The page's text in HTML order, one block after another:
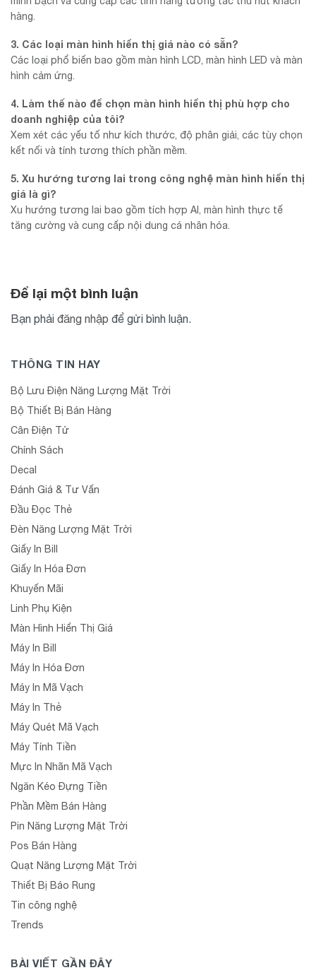
hàng.
3. Các loại màn hình hiển thị giá nào có sẵn?
Các loại phổ biến bao gồm màn hình LCD, màn hình LED và màn
hình cảm ứng.
4. Làm thế nào để chọn màn hình hiển thị phù hợp cho
doanh nghiệp của tôi?
Xem xét các yếu tố như kích thước, độ phân giải, các tùy chọn
kết nối và tính tương thích phần mềm.
5. Xu hướng tương lai trong công nghệ màn hình hiển thị
giá là gì?
Xu hướng tương lai bao gồm tích hợp AI, màn hình thực tế
tăng cường và cung cấp nội dung cá nhân hóa.
Để lại một bình luận
Bạn phải đăng nhập để gửi bình luận.
THÔNG TIN HAY
Bộ Lưu Điện Năng Lượng Mặt Trời
Bộ Thiết Bị Bán Hàng
Cân Điện Tử
Chính Sách
Decal
Đánh Giá & Tư Vấn
Đầu Đọc Thẻ
Đèn Năng Lượng Mặt Trời
Giấy In Bill
Giấy In Hóa Đơn
Khuyến Mãi
Linh Phụ Kiện
Màn Hình Hiển Thị Giá
Máy In Bill
Máy In Hóa Đơn
Máy In Mã Vạch
Máy In Thẻ
Máy Quét Mã Vạch
Máy Tính Tiền
Mực In Nhãn Mã Vạch
Ngăn Kéo Đựng Tiền
Phần Mềm Bán Hàng
Pin Năng Lượng Mặt Trời
Pos Bán Hàng
Quạt Năng Lượng Mặt Trời
Thiết Bị Báo Rung
Tin công nghệ
Trends
BÀI VIẾT GẦN ĐÂY